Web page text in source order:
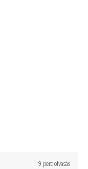
9 perc olvasás